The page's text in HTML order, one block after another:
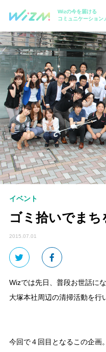
Wizの今を届ける
コミュニケーション
イベント
ゴミ拾いでまち
2015.07.01
Wizでは先日、普段お世話に
大塚本社周辺の清掃活動を行
今回で４回目となるこの企画。